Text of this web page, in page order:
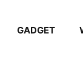
GADGET